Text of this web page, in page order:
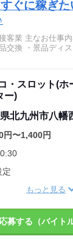
ぐに稼ぎ
客業 主なお仕事
交換 ・景品ディ
・スロット(ホ
ー)
北九州市八幡
円〜1,400円
定
もっと見る
応募する（バイト